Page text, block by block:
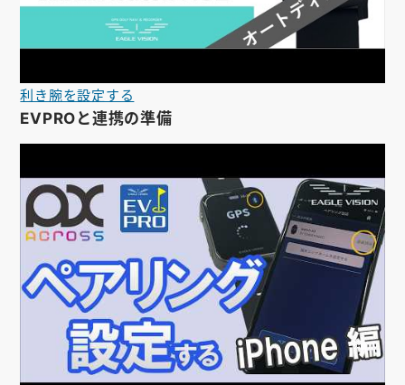
利き腕を設定する
EVPROと連携の準備